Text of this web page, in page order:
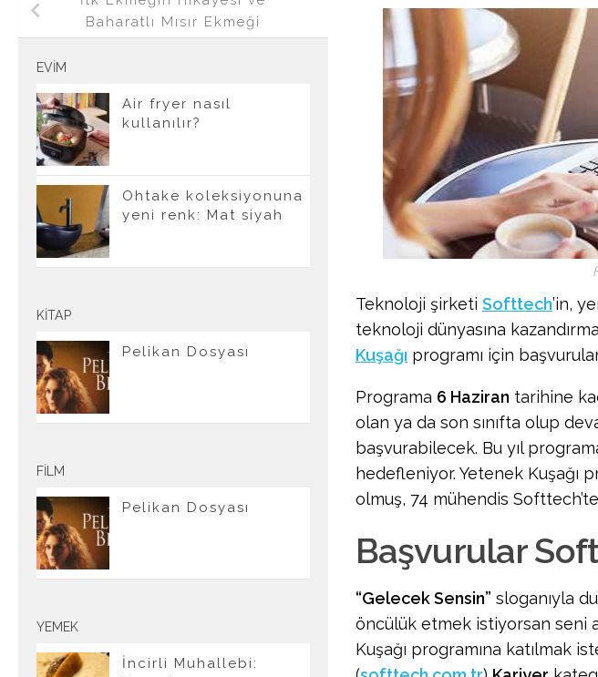
Teknoloji şirketi Softtech’in,
teknoloji dünyasına
Kuşağı programı için
Programa 6 Haziran tarihine
olan ya da son sınıfta olup
başvurabilecek. Bu yıl
hedefleniyor. Yetenek Kuşağı
olmuş, 74 mühendis
Başvurular
“Gelecek Sensin” sloganıyla
öncülük etmek istiyorsan seni
Kuşağı programına katılmak
Baharatlı Mısır Ekmeği
EVIM
Air fryer nasıl
kullanılır?
Ohtake koleksiyonuna
yeni renk: Mat siyah
KITAP
Pelikan Dosyası
FILM
Pelikan Dosyası
YEMEK
İncirli Muhallebi: